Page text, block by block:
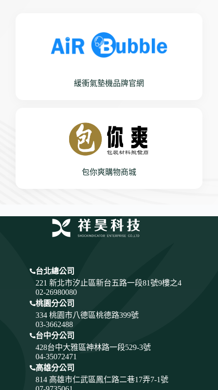
緩衝氣墊機品牌官網
包你爽購物商城
台北總公司
221 新北市汐止區新台五路一段81號9樓之4
02-26980080
桃園分公司
334 桃園市八德區桃德路399號
03-3662488
台中分公司
428台中大雅區神林路一段529-3號
04-35072471
高雄分公司
814 高雄市仁武區鳳仁路二巷17弄7-1號